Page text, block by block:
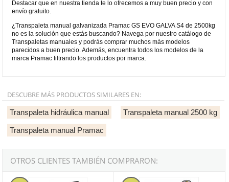
Destacar que en nuestra tienda te lo ofrecemos a muy buen precio y con
envío gratuito.
¿Transpaleta manual galvanizada Pramac GS EVO GALVA S4 de 2500kg
no es la solución que estás buscando? Navega por nuestro catálogo de
Transpaletas manuales y podrás comprar muchos más modelos
parecidos a buen precio. Además, encuentra todos los modelos de la
marca Pramac filtrando los productos por marca.
DESCUBRE MÁS PRODUCTOS SIMILARES EN:
Transpaleta hidráulica manual Transpaleta manual 2500 kg
Transpaleta manual Pramac
OTROS CLIENTES TAMBIÉN COMPRARON:
Pramac GS 25 Basic S4 - Transpaleta Manual de 2500kg
Pramac PX25